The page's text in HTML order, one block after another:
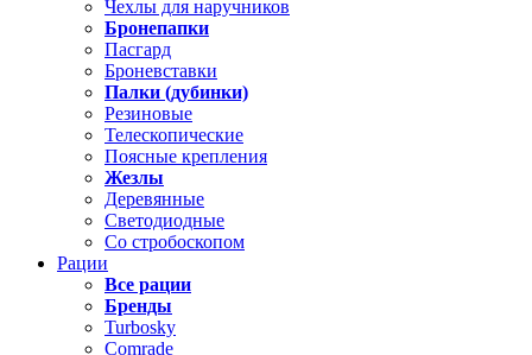
Чехлы для наручников
Бронепапки
Пасгард
Броневставки
Палки (дубинки)
Резиновые
Телескопические
Поясные крепления
Жезлы
Деревянные
Светодиодные
Со стробоскопом
Рации
Все рации
Бренды
Turbosky
Comrade